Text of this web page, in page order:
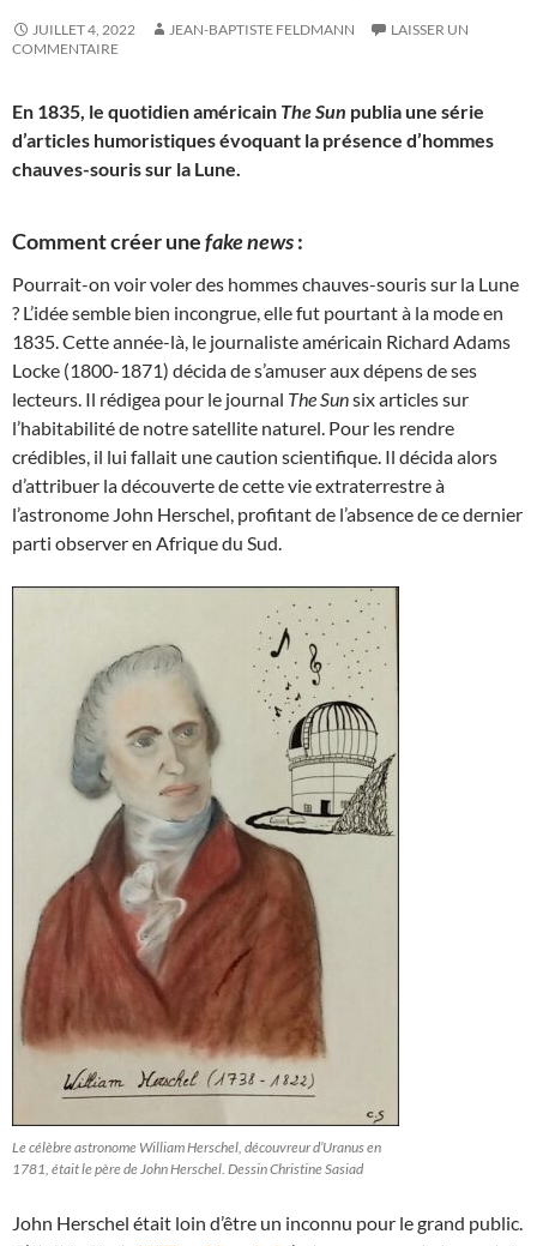
JUILLET 4, 2022 JEAN-BAPTISTE FELDMANN
LAISSER UN
COMMENTAIRE
En 1835, le quotidien américain The Sun publia une série
d’articles humoristiques évoquant la présence d’hommes
chauves-souris sur la Lune.
Comment créer unefake news:
Pourrait-on voir voler des hommes chauves-souris sur la Lune
? L’idée semble bien incongrue, elle fut pourtant à la mode en
1835. Cette année-là, le journaliste américain Richard Adams
Locke (1800-1871) décida de s’amuser aux dépens de ses
lecteurs. Il rédigea pour le journal The Sunsix articles sur
l’habitabilité de notre satellite naturel. Pour les rendre
crédibles, il lui fallait une caution scientifique. Il décida alors
d’attribuer la découverte de cette vie extraterrestre à
l’astronome John Herschel, profitant de l’absence de ce dernier
parti observer en Afrique du Sud.
Le célèbre astronome William Herschel, découvreur d’Uranus en
1781, était le père de John Herschel. Dessin Christine Sasiad
John Herschel était loin d’être un inconnu pour le grand public.